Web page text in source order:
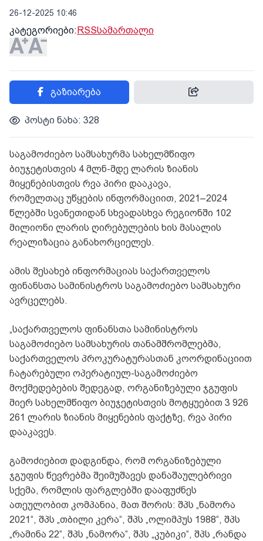
26-12-2025 10:46
კატეგორიები: RSSსამართალი
გაზიარება
პოსტი ნახა: 328
საგამოძიებო სამსახურმა სახელმწიფო
ბიუჯეტისთვის 4 მლნ-მდე ლარის ზიანის
მიყენებისთვის რვა პირი დააკავა,
რომელთაც უწყების ინფორმაციით, 2021–2024
წლებში სვანეთიდან სხვადასხვა რეგიონში 102
მილიონი ლარის ღირებულების ხის მასალის
რეალიზაცია განახორციელეს.
ამის შესახებ ინფორმაციას საქართველოს
ფინანსთა სამინისტროს საგამოძიებო სამსახური
ავრცელებს.
„საქართველოს ფინანსთა სამინისტროს
საგამოძიებო სამსახურის თანამშრომლებმა,
საქართველოს პროკურატურასთან კოორდინაციით
ჩატარებული ოპერატიულ-საგამოძიებო
მოქმედებების შედეგად, ორგანიზებული ჯგუფის
მიერ სახელმწიფო ბიუჯეტისთვის მოტყუებით 3 926
261 ლარის ზიანის მიყენების ფაქტზე, რვა პირი
დააკავეს.
გამოძიებით დადგინდა, რომ ორგანიზებული
ჯგუფის წევრებმა შეიმუშავეს დანაშაულებრივი
სქემა, რომლის ფარგლებში დააფუძნეს
ათეულობით კომპანია, მათ შორის: შპს „ნამორა
2021“, შპს „თბილი კერა“, შპს „ოლიმპუს 1988“, შპს
„რამინა 22“, შპს „ნამორა“, შპს „კუბიკი“, შპს „რანდა